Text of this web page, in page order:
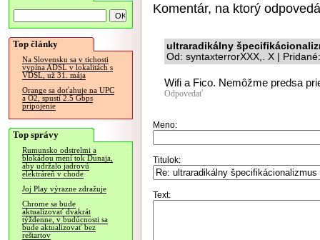
Top články
Na Slovensku sa v tichosti
vypína ADSL v lokalitách s
VDSL, už 31. mája
Orange sa doťahuje na UPC
a O2, spustí 2.5 Gbps
pripojenie
Top správy
Rumunsko odstrelmi a
blokádou mení tok Dunaja,
aby udržalo jadrovú
elektráreň v chode
Joj Play výrazne zdražuje
Chrome sa bude
aktualizovať dvakrát
týždenne, v budúcnosti sa
bude aktualizovať bez
reštartov
Komentár, na ktorý
ultraradikálny
Od: syntaxterrorXXX,. X |
Wifi a Fico. Nemôžme predsa
Odpovedať
Meno:
Titulok:
Text: